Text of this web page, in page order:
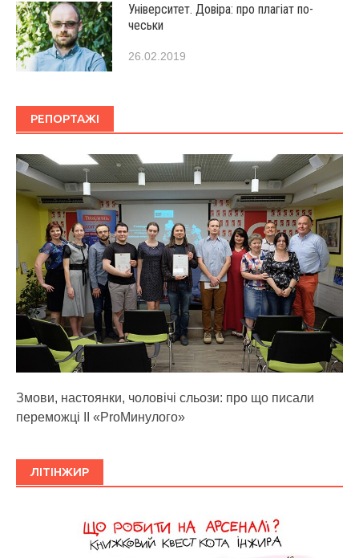
Університет. Довіра: про плагіат по-
чеськи
26.02.2019
РЕПОРТАЖІ
Змови, настоянки, чоловічі сльози: про що писали
переможці ІІ «ProМинулого»
ЛІТІНЖИР